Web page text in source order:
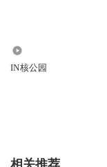
IN核公园
相关推荐